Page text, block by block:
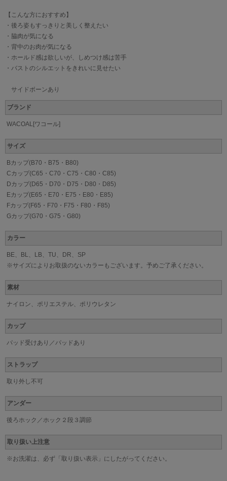
【こんな方におすすめ】
・後ろ姿もすっきりと美しく整えたい
・脇肉が気になる
・背中のお肉が気になる
・ホールド感は欲しいが、しめつけ感は苦手
・バストのシルエットをきれいに見せたい
サイドボーンあり
ブランド
WACOAL[ワコール]
サイズ
Bカップ(B70・B75・B80)
Cカップ(C65・C70・C75・C80・C85)
Dカップ(D65・D70・D75・D80・D85)
Eカップ(E65・E70・E75・E80・E85)
Fカップ(F65・F70・F75・F80・F85)
Gカップ(G70・G75・G80)
カラー
BE、BL、LB、TU、DR、SP
※サイズによりお取扱のないカラーもございます。予めご了承ください。
素材
ナイロン、ポリエステル、ポリウレタン
カップ
パッド受けあり／パッドあり
ストラップ
取り外し不可
アンダー
後ろホック／ホック２段３調節
取り扱い上注意
※お洗濯は、必ず「取り扱い表示」にしたがってください。